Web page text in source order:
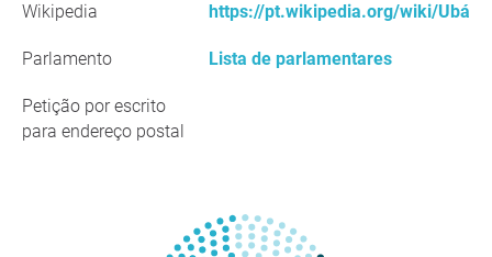
Wikipedia https://pt.wikipedia.org/wiki/Ubá
Parlamento Lista de parlamentares
Petição por escrito
para endereço postal